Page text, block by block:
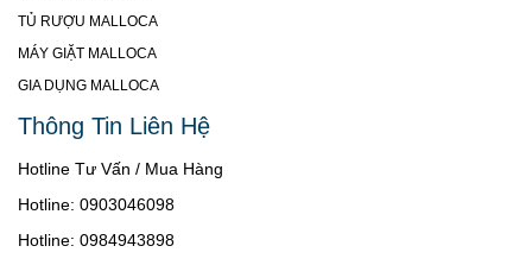
TỦ RƯỢU MALLOCA
MÁY GIẶT MALLOCA
GIA DỤNG MALLOCA
Thông Tin Liên Hệ
Hotline Tư Vấn / Mua Hàng
Hotline: 0903046098
Hotline: 0984943898